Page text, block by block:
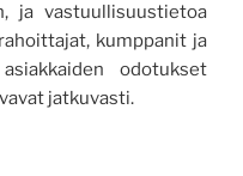
ja vastuullisuustietoa
kumppanit ja
odotukset
jatkuvasti.